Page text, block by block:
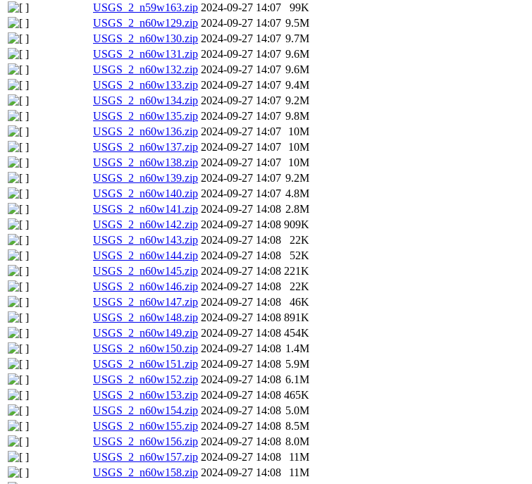
USGS_2_n59w163.zip 2024-09-27 14:07
99K
USGS_2_n60w129.zip 2024-09-27 14:07 9.5M
USGS_2_n60w130.zip 2024-09-27 14:07 9.7M
USGS_2_n60w131.zip 2024-09-27 14:07 9.6M
USGS_2_n60w132.zip 2024-09-27 14:07 9.6M
USGS_2_n60w133.zip 2024-09-27 14:07 9.4M
USGS_2_n60w134.zip 2024-09-27 14:07 9.2M
USGS_2_n60w135.zip 2024-09-27 14:07 9.8M
USGS_2_n60w136.zip 2024-09-27 14:07
10M
USGS_2_n60w137.zip 2024-09-27 14:07
10M
USGS_2_n60w138.zip 2024-09-27 14:07
10M
USGS_2_n60w139.zip 2024-09-27 14:07 9.2M
USGS_2_n60w140.zip 2024-09-27 14:07 4.8M
USGS_2_n60w141.zip 2024-09-27 14:08 2.8M
USGS_2_n60w142.zip 2024-09-27 14:08 909K
USGS_2_n60w143.zip 2024-09-27 14:08
22K
USGS_2_n60w144.zip 2024-09-27 14:08
52K
USGS_2_n60w145.zip 2024-09-27 14:08 221K
USGS_2_n60w146.zip 2024-09-27 14:08
22K
USGS_2_n60w147.zip 2024-09-27 14:08
46K
USGS_2_n60w148.zip 2024-09-27 14:08 891K
USGS_2_n60w149.zip 2024-09-27 14:08 454K
USGS_2_n60w150.zip 2024-09-27 14:08 1.4M
USGS_2_n60w151.zip 2024-09-27 14:08 5.9M
USGS_2_n60w152.zip 2024-09-27 14:08 6.1M
USGS_2_n60w153.zip 2024-09-27 14:08 465K
USGS_2_n60w154.zip 2024-09-27 14:08 5.0M
USGS_2_n60w155.zip 2024-09-27 14:08 8.5M
USGS_2_n60w156.zip 2024-09-27 14:08 8.0M
USGS_2_n60w157.zip 2024-09-27 14:08
11M
USGS_2_n60w158.zip 2024-09-27 14:08
11M